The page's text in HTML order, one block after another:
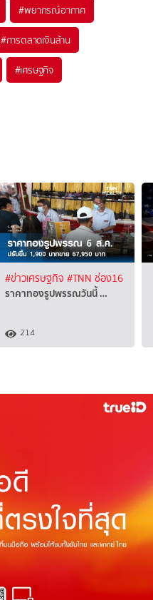
#พยากรณ์อากาศ
#การตลาดเงินล้าน
#เศรษฐกิจ
#ข่าวเศรษฐกิจ #TNN ช่อง16
ราคาทองรูปพรรณวันนี้ …
214